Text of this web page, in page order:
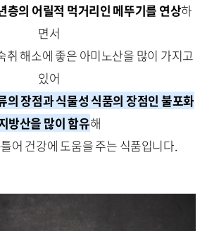
층의 어릴적 먹거리인 메뚜기를 연상하
면서
취 해소에 좋은 아미노산을 많이 가지고
있어
의 장점과 식물성 식품의 장점인 불포화
방산을 많이 함유해
어 건강에 도움을 주는 식품입니다.